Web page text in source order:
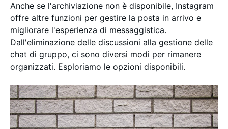
Anche se l'archiviazione non è disponibile, Instagram
offre altre funzioni per gestire la posta in arrivo e
migliorare l'esperienza di messaggistica.
Dall'eliminazione delle discussioni alla gestione delle
chat di gruppo, ci sono diversi modi per rimanere
organizzati. Esploriamo le opzioni disponibili.